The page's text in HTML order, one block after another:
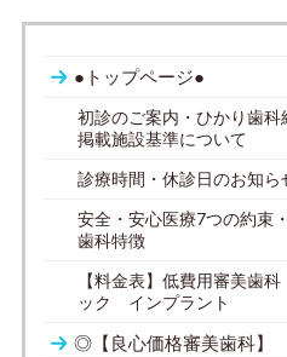
●トップページ●
初診のご案内・ひかり歯科
掲載施設基準について
診療時間・休診日のお知ら
安全・安心医療7つの約束
歯科特徴
【料金表】低費用審美歯
ック インプラント
◎【良心価格審美歯科】